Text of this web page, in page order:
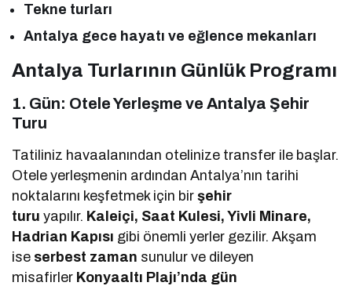
Tekne turları
Antalya gece hayatı ve eğlence mekanları
Antalya Turlarının Günlük Programı
1. Gün: Otele Yerleşme ve Antalya Şehir
Turu
Tatiliniz havaalanından otelinize transfer ile başlar.
Otele yerleşmenin ardından Antalya’nın tarihi
noktalarını keşfetmek için birşehir
turu yapılır. Kaleiçi, Saat Kulesi, Yivli Minare,
Hadrian Kapısı gibi önemli yerler gezilir. Akşam
ise serbest zaman sunulur ve dileyen
misafirler Konyaaltı Plajı’nda gün